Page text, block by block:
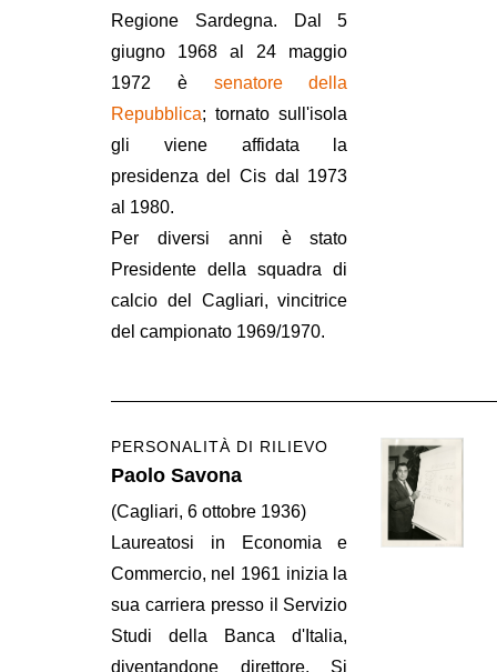
Regione Sardegna. Dal 5
giugno 1968 al 24 maggio
1972 è senatore della
Repubblica; tornato sull'isola
gli viene affidata la
presidenza del Cis dal 1973
al 1980.
Per diversi anni è stato
Presidente della squadra di
calcio del Cagliari, vincitrice
del campionato 1969/1970.
PERSONALITÀ DI RILIEVO
Paolo Savona
(Cagliari, 6 ottobre 1936)
Laureatosi in Economia e
Commercio, nel 1961 inizia la
sua carriera presso il Servizio
Studi della Banca d'Italia,
diventandone direttore. Si